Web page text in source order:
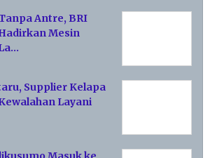
Antre, BRI
Mesin
Supplier Kelapa
Layani